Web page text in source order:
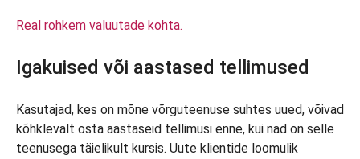
Real rohkem valuutade kohta.
Igakuised või aastased tellimused
Kasutajad, kes on mõne võrguteenuse suhtes uued, võivad
kõhklevalt osta aastaseid tellimusi enne, kui nad on selle
teenusega täielikult kursis. Uute klientide loomulik